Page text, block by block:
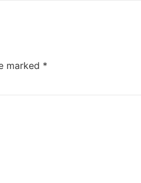
marked *